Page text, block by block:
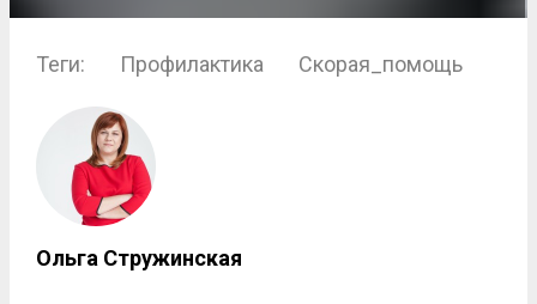
Теги: Профилактика Скорая_помощь
Ольга Стружинская